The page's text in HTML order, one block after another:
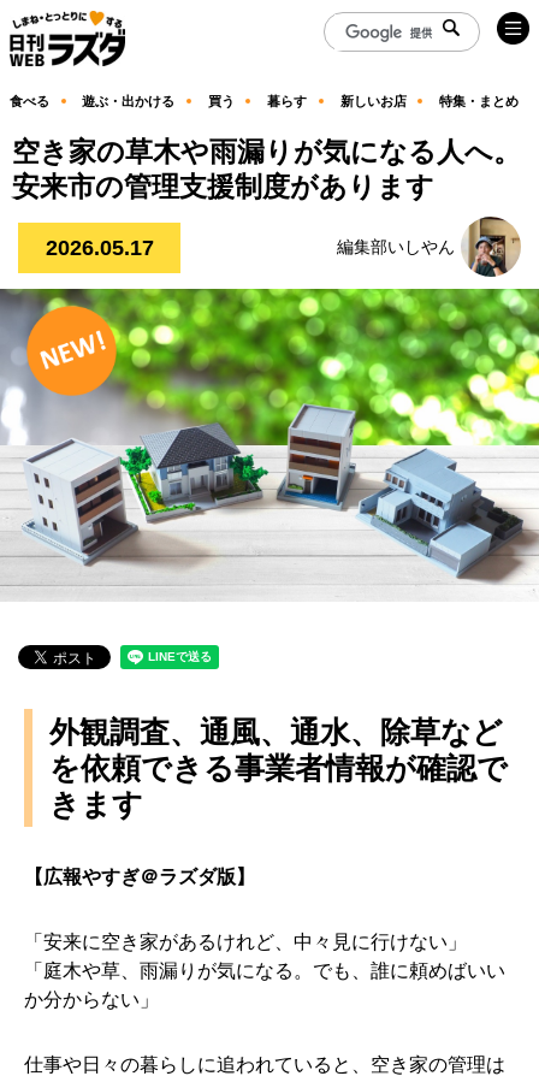
食べる 遊ぶ・出かける 買う 暮らす 新しいお店 特集・まとめ
空き家の草木や雨漏りが気になる人へ。
安来市の管理支援制度があります
2026.05.17 編集部いしやん
外観調査、通風、通水、除草など
を依頼できる事業者情報が確認で
きます
【広報やすぎ＠ラズダ版】
「安来に空き家があるけれど、中々見に行けない」
「庭木や草、雨漏りが気になる。でも、誰に頼めばいい
か分からない」
仕事や日々の暮らしに追われていると、空き家の管理は